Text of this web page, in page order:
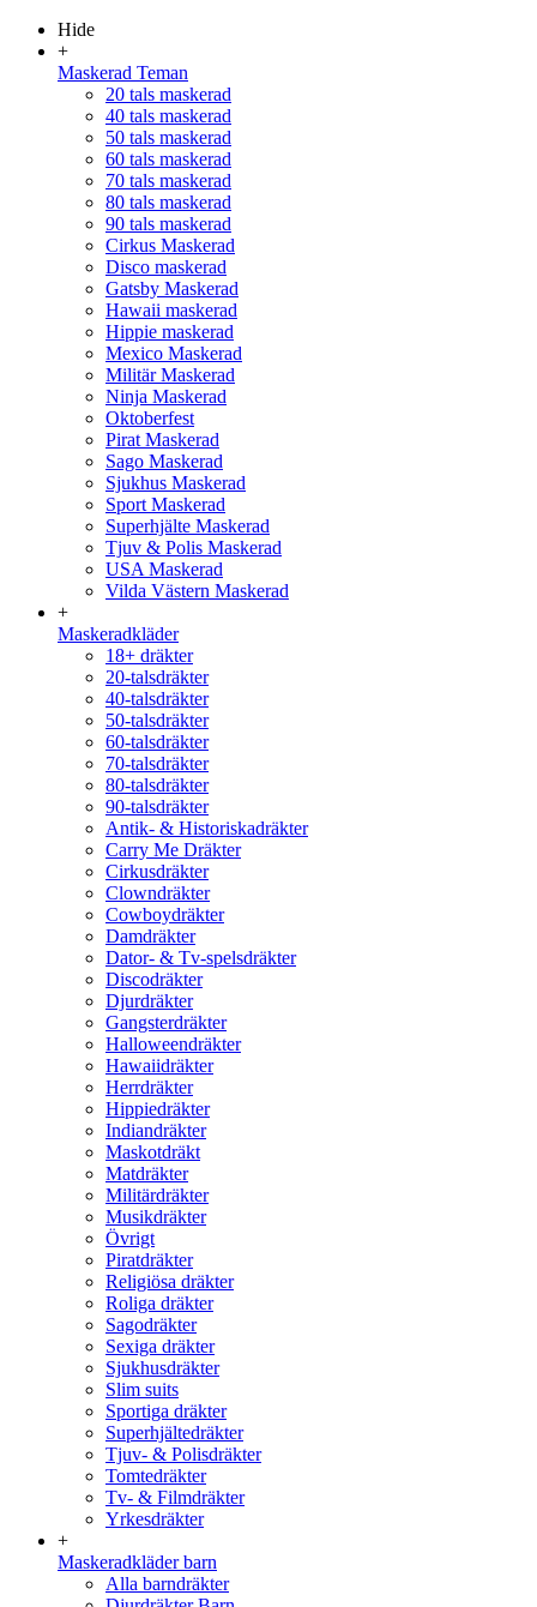
Hide
+
Maskerad Teman
20 tals maskerad
40 tals maskerad
50 tals maskerad
60 tals maskerad
70 tals maskerad
80 tals maskerad
90 tals maskerad
Cirkus Maskerad
Disco maskerad
Gatsby Maskerad
Hawaii maskerad
Hippie maskerad
Mexico Maskerad
Militär Maskerad
Ninja Maskerad
Oktoberfest
Pirat Maskerad
Sago Maskerad
Sjukhus Maskerad
Sport Maskerad
Superhjälte Maskerad
Tjuv & Polis Maskerad
USA Maskerad
Vilda Västern Maskerad
+
Maskeradkläder
18+ dräkter
20-talsdräkter
40-talsdräkter
50-talsdräkter
60-talsdräkter
70-talsdräkter
80-talsdräkter
90-talsdräkter
Antik- & Historiskadräkter
Carry Me Dräkter
Cirkusdräkter
Clowndräkter
Cowboydräkter
Damdräkter
Dator- & Tv-spelsdräkter
Discodräkter
Djurdräkter
Gangsterdräkter
Halloweendräkter
Hawaiidräkter
Herrdräkter
Hippiedräkter
Indiandräkter
Maskotdräkt
Matdräkter
Militärdräkter
Musikdräkter
Övrigt
Piratdräkter
Religiösa dräkter
Roliga dräkter
Sagodräkter
Sexiga dräkter
Sjukhusdräkter
Slim suits
Sportiga dräkter
Superhjältedräkter
Tjuv- & Polisdräkter
Tomtedräkter
Tv- & Filmdräkter
Yrkesdräkter
+
Maskeradkläder barn
Alla barndräkter